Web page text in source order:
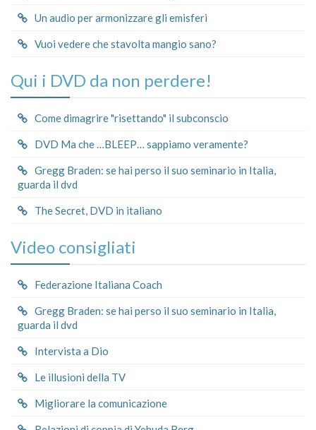
Un audio per armonizzare gli emisferi
Vuoi vedere che stavolta mangio sano?
Qui i DVD da non perdere!
Come dimagrire "risettando" il subconscio
DVD Ma che …BLEEP… sappiamo veramente?
Gregg Braden: se hai perso il suo seminario in Italia,
guarda il dvd
The Secret, DVD in italiano
Video consigliati
Federazione Italiana Coach
Gregg Braden: se hai perso il suo seminario in Italia,
guarda il dvd
Intervista a Dio
Le illusioni della TV
Migliorare la comunicazione